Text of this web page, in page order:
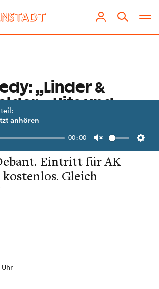
anhören
00:00
Unmute
„Linder &
– Hits und
im Kultursaal
Eintritt für AK
Gleich